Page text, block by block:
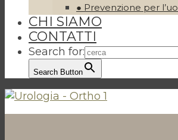
● Prevenzione per
CHI SIAMO
CONTATTI
Search for:
Search Button